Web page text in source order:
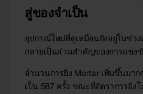
สู่ของจำเป็น
อุปกรณ์ใหม่ที่ดูเหมือนยังอยู่ในช่วง
กลายเป็นส่วนสำคัญของการแข่ง
จำนวนการยิง Mortar เพิ่มขึ้นมาก
เป็น 587 ครั้ง ขณะที่อัตราการยิงโ